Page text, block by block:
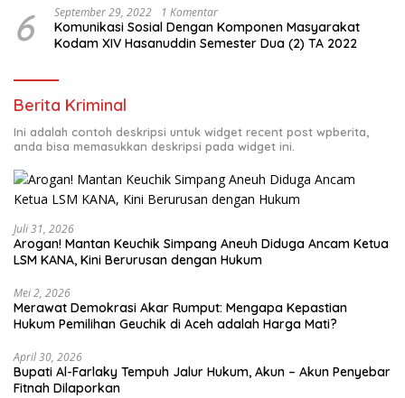
6 September 29, 2022 1 Komentar
Komunikasi Sosial Dengan Komponen Masyarakat
Kodam XIV Hasanuddin Semester Dua (2) TA 2022
Berita Kriminal
Ini adalah contoh deskripsi untuk widget recent post wpberita,
anda bisa memasukkan deskripsi pada widget ini.
Juli 31, 2026
Arogan! Mantan Keuchik Simpang Aneuh Diduga Ancam Ketua
LSM KANA, Kini Berurusan dengan Hukum
Mei 2, 2026
Merawat Demokrasi Akar Rumput: Mengapa Kepastian
April 30, 2026
Bupati Al-Farlaky Tempuh Jalur Hukum, Akun – Akun Penyebar
Fitnah Dilaporkan